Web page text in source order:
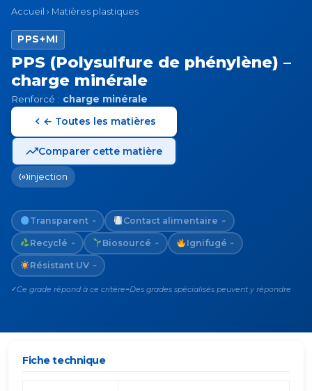
Accueil › Matières plastiques
PPS+MI
PPS (Polysulfure de phénylène) –
charge minérale
Renforcé : charge minérale
← Toutes les matières
Comparer cette matière
injection
Transparent ~ Contact alimentaire ~
Recyclé ~ Biosourcé ~ Ignifugé ~
Résistant UV ~
✓ Ce grade répond à ce critère ~Des grades spécialisés peuvent y répondre
Fiche technique